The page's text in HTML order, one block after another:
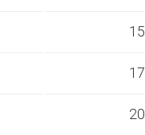
15
17
20